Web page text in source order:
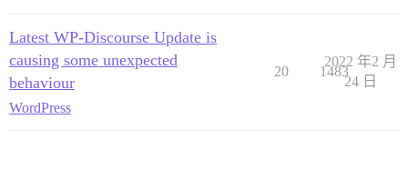
Latest WP-Discourse Update is
causing some unexpected
behaviour
WordPress
20 1483
2022 年2 月
24 日